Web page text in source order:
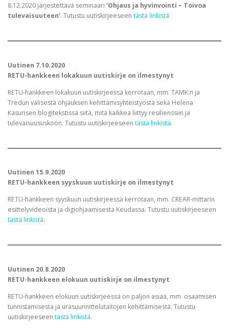
8.12.2020 järjestettävä seminaari ’Ohjaus ja hyvinvointi – Toivoa
tulevaisuuteen’. Tutustu uutiskirjeeseen tästä linkistä.
Uutinen 7.10.2020
RETU-hankkeen lokakuun uutiskirje on ilmestynyt
RETU-hankkeen lokakuun uutiskirjeessä kerrotaan, mm. TAMK:n ja
Tredun välisestä ohjauksen kehittämisyhteistyöstä sekä Helena
Kasurisen blogitekstissä siitä, mitä kaikkea liittyy resilienssiin ja
tulevaisuususkoon. Tutustu uutiskirjeeseen tästä linkistä.
Uutinen 15.9.2020
RETU-hankkeen syyskuun uutiskirje on ilmestynyt
RETU-hankkeen syyskuun uutiskirjeessä kerrotaan, mm. CREAR-mittarin
esittelyvideoista ja digiohjaamisesta Keudassa. Tutustu uutiskirjeeseen
tästä linkistä.
Uutinen 20.8.2020
RETU-hankkeen elokuun uutiskirje on ilmestynyt
RETU-hankkeen elokuun uutiskirjeessä on paljon asiaa, mm. osaamisen
tunnistamisesta ja urasuunnittelutaitojen kehittämisestä. Tutustu
uutiskirjeeseen tästä linkistä.